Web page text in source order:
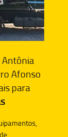
Antônia
Afonso
para